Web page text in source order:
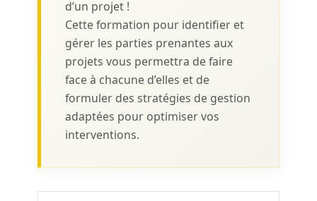
d’un projet !
Cette formation pour identifier et
gérer les parties prenantes aux
projets vous permettra de faire
face à chacune d’elles et de
formuler des stratégies de gestion
adaptées pour optimiser vos
interventions.